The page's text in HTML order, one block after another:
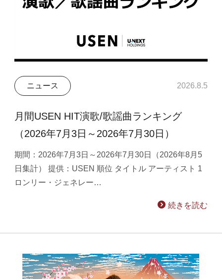
ニュース 2026.8.5
月間USEN HIT演歌/歌謡曲ランキング
（2026年7月3日～2026年7月30日）
期間：2026年7月3日～2026年7月30日（2026年8月5
日集計） 提供：USEN 順位 タイトル アーティスト 1
ロンリー・ジェネレー…
続きを読む